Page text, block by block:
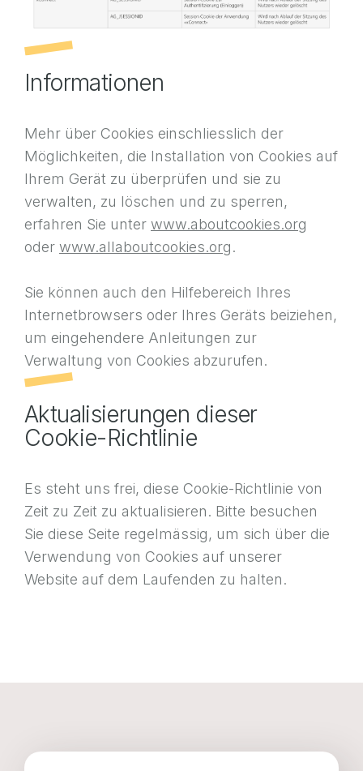
Informationen
Mehr über Cookies einschliesslich der
Möglichkeiten, die Installation von Cookies auf
Ihrem Gerät zu überprüfen und sie zu
verwalten, zu löschen und zu sperren,
erfahren Sie unter www.aboutcookies.org
oder www.allaboutcookies.org.
Sie können auch den Hilfebereich Ihres
Internetbrowsers oder Ihres Geräts beiziehen,
um eingehendere Anleitungen zur
Verwaltung von Cookies abzurufen.
Aktualisierungen dieser
Cookie-Richtlinie
Es steht uns frei, diese Cookie-Richtlinie von
Zeit zu Zeit zu aktualisieren. Bitte besuchen
Sie diese Seite regelmässig, um sich über die
Verwendung von Cookies auf unserer
Website auf dem Laufenden zu halten.